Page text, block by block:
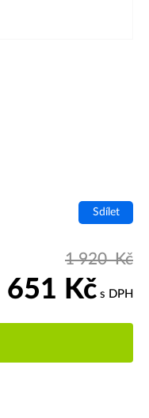
Sdílet
1 920Kč
651 Kč s DPH